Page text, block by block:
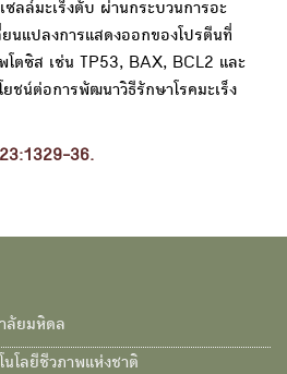
ซลล์มะเร็งตับ ผ่านกระบวนการอะ
นแปลงการแสดงออกของโปรตีนที่
โตซิส เช่น TP53, BAX, BCL2 และ
ชน์ต่อการพัฒนาวิธีรักษาโรคมะเร็ง
36.
ลัยมหิดล
โลยีชีวภาพแห่งชาติ